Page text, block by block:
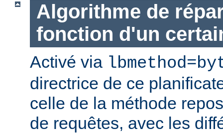
Algorithme de
fonction d'un
Activé via
directrice de ce
celle de la méthode
de requêtes, avec les